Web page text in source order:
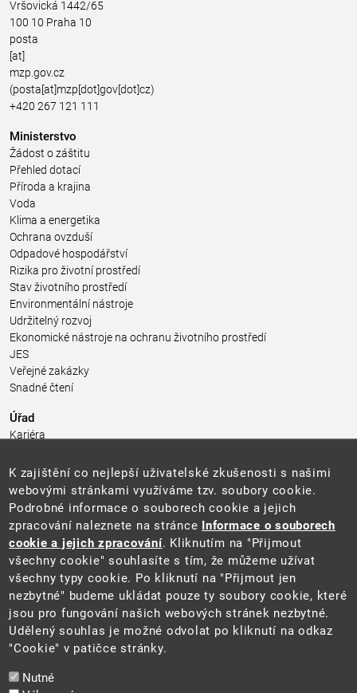
Vršovická 1442/65
100 10 Praha 10
posta
[at]
mzp.gov.cz
(posta[at]mzp[dot]gov[dot]cz)
+420 267 121 111
Ministerstvo
Žádost o záštitu
Přehled dotací
Příroda a krajina
Voda
Klima a energetika
Ochrana ovzduší
Odpadové hospodářství
Rizika pro životní prostředí
Stav životního prostředí
Environmentální nástroje
Udržitelný rozvoj
Ekonomické nástroje na ochranu životního prostředí
JES
Veřejné zakázky
Snadné čtení
Úřad
Kariéra
Pro média a veřejnost
Povinně zveřejňované informace
Kontakty
Přistupnost budovy úřadu MŽP
(PDF, 204 kB)
Web
Aktuality
Ochrana osobních údajů
Prohlášení o přístupnosti
Zásady používání cookies
Mapa webu
K zajištění co nejlepší uživatelské zkušenosti s našimi
webovými stránkami využíváme tzv. soubory cookie.
Podrobné informace o souborech cookie a jejich
zpracování naleznete na stránce Informace o souborech
cookie a jejich zpracování. Kliknutím na "Přijmout
všechny cookie" souhlasíte s tím, že můžeme užívat
všechny typy cookie. Po kliknutí na "Přijmout jen
nezbytné" budeme ukládat pouze ty soubory cookie, které
jsou pro fungování našich webových stránek nezbytné.
Udělený souhlas je možné odvolat po kliknutí na odkaz
"Cookie" v patičce stránky.
Nutné